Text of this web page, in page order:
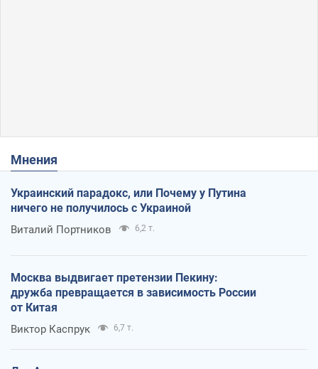
Мнения
Украинский парадокс, или Почему у Путина
ничего не получилось с Украиной
Виталий Портников 6,2 т.
Москва выдвигает претензии Пекину:
дружба превращается в зависимость России
от Китая
Виктор Каспрук 6,7 т.